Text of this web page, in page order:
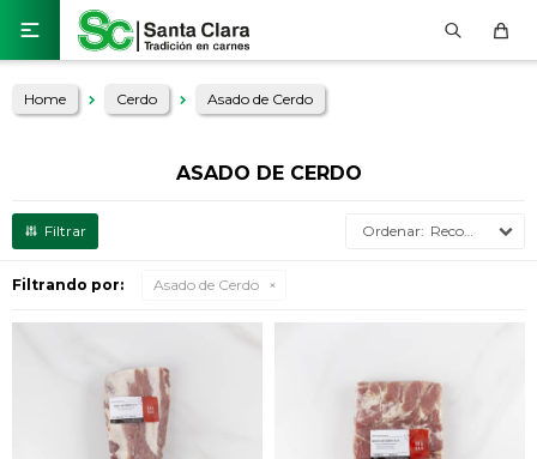

Home Cerdo Asado de Cerdo
ASADO DE CERDO
Recomendados
Filtrando por: Asado de Cerdo